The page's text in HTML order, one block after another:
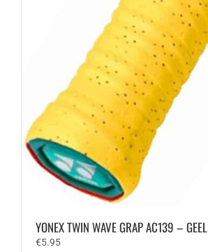
YONEX TWIN WAVE GRAP AC139 – GEEL
€5.95